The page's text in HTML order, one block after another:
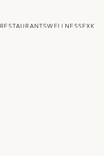
RESTAURANTSWELLNESS